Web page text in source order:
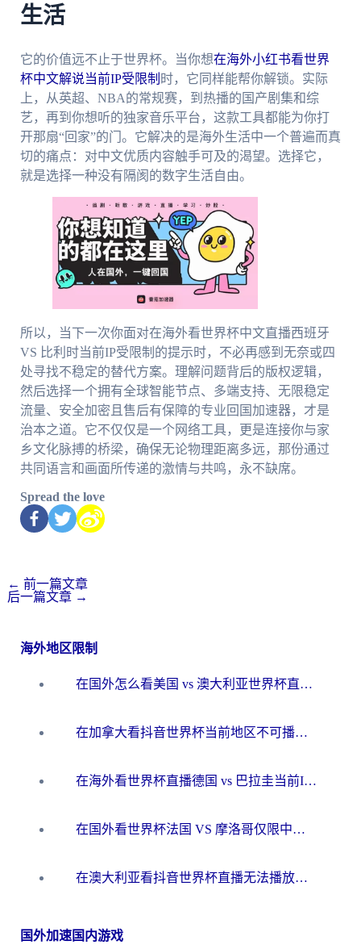
生活
它的价值远不止于世界杯。当你想在海外小红书看世界
杯中文解说当前IP受限制 时，它同样能帮你解锁。实际
上，从英超、NBA的常规赛，到热播的国产剧集和综
艺，再到你想听的独家音乐平台，这款工具都能为你打
开那扇“回家”的门。它解决的是海外生活中一个普遍而真
切的痛点：对中文优质内容触手可及的渴望。选择它，
就是选择一种没有隔阂的数字生活自由。
所以，当下一次你面对在海外看世界杯中文直播西班牙
VS 比利时当前IP受限制的提示时，不必再感到无奈或四
处寻找不稳定的替代方案。理解问题背后的版权逻辑，
然后选择一个拥有全球智能节点、多端支持、无限稳定
流量、安全加密且售后有保障的专业回国加速器，才是
治本之道。它不仅仅是一个网络工具，更是连接你与家
乡文化脉搏的桥梁，确保无论物理距离多远，那份通过
共同语言和画面所传递的激情与共鸣，永不缺席。
Spread the love
← 前一篇文章
后一篇文章 →
海外地区限制
在国外怎么看美国 vs 澳大利亚世界杯直播？海外党必藏的中文解说观赛指南
在加拿大看抖音世界杯当前地区不可播放？海外党体育观赛终极指南
在海外看世界杯直播德国 vs 巴拉圭当前IP受限制？这篇指南帮你轻松解决地区限制
在国外看世界杯法国 VS 摩洛哥仅限中国大陆？别让地域限制拦下你的欢呼
在澳大利亚看抖音世界杯直播无法播放？海外党体育观赛终极指南来了！
国外加速国内游戏